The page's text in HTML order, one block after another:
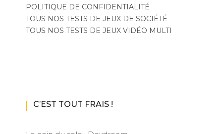
POLITIQUE DE CONFIDENTIALITÉ
TOUS NOS TESTS DE JEUX DE SOCIÉTÉ
TOUS NOS TESTS DE JEUX VIDÉO MULTI
C’EST TOUT FRAIS !